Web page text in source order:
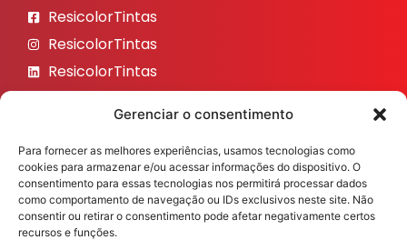
Gerenciar o consentimento
Para fornecer as melhores experiências, usamos tecnologias como
cookies para armazenar e/ou acessar informações do dispositivo. O
consentimento para essas tecnologias nos permitirá processar dados
como comportamento de navegação ou IDs exclusivos neste site. Não
consentir ou retirar o consentimento pode afetar negativamente certos
recursos e funções.
ResicolorTintas
ResicolorTintas
ResicolorTintas
ResicolorTintas
ResicolorTintas
Veja nosso Instagram